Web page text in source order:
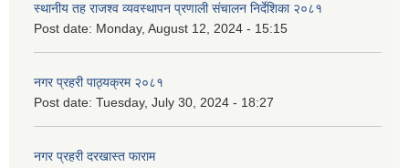
स्थानीय तह राजश्व व्यवस्थापन प्रणाली संचालन निर्देशिका २०८१
Post date: Monday, August 12, 2024 - 15:15
नगर प्रहरी पाठ्यक्रम २०८१
Post date: Tuesday, July 30, 2024 - 18:27
नगर प्रहरी दरखास्त फाराम